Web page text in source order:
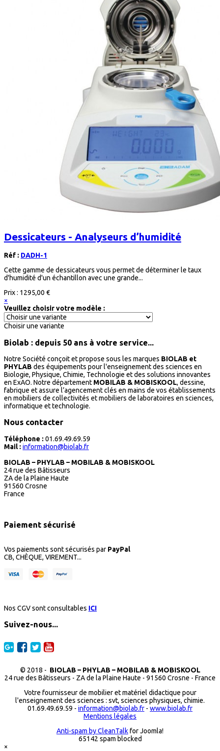
Dessicateurs - Analyseurs d’humidité
Réf : DADH-1
Cette gamme de dessicateurs vous permet de déterminer le taux
d'humidité d'un échantillon avec une grande...
Prix : 1295,00 €
×
Veuillez choisir votre modèle :
Choisir une variante
Biolab : depuis 50 ans à votre service...
Notre Société conçoit et propose sous les marques BIOLAB et
PHYLAB des équipements pour l'enseignement des sciences en
Biologie, Physique, Chimie, Technologie et des solutions innovantes
en ExAO. Notre département MOBILAB & MOBISKOOL, dessine,
fabrique et assure l’agencement clés en mains de vos établissements
en mobiliers de collectivités et mobiliers de laboratoires en sciences,
informatique et technologie.
Nous contacter
Téléphone : 01.69.49.69.59
Mail : information@biolab.fr
BIOLAB – PHYLAB – MOBILAB & MOBISKOOL
24 rue des Bâtisseurs
ZA de la Plaine Haute
91560 Crosne
France
Paiement sécurisé
Vos paiements sont sécurisés par PayPal
CB, CHÈQUE, VIREMENT...
Nos CGV sont consultables ICI
Suivez-nous...
© 2018 - BIOLAB – PHYLAB – MOBILAB & MOBISKOOL
24 rue des Bâtisseurs - ZA de la Plaine Haute - 91560 Crosne - France
Votre fournisseur de mobilier et matériel didactique pour
l'enseignement des sciences : svt, sciences physiques, chimie.
01.69.49.69.59 - information@biolab.fr - www.biolab.fr
Mentions légales
Anti-spam by CleanTalkfor Joomla!
65142 spam blocked
×